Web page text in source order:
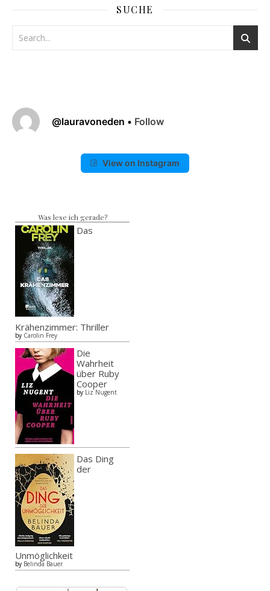
SUCHE
@lauravoneden • Follow
View on Instagram
Was lese ich gerade?
Das
Krähenzimmer: Thriller
by Carolin Frey
Die
Wahrheit
über Ruby
Cooper
by Liz Nugent
Das Ding
der
Unmöglichkeit
by Belinda Bauer